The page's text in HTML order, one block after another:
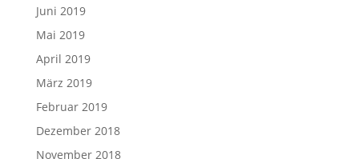
Juni 2019
Mai 2019
April 2019
März 2019
Februar 2019
Dezember 2018
November 2018